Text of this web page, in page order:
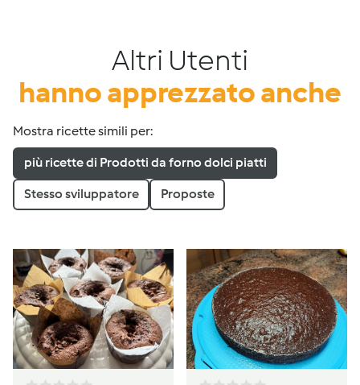
Altri Utenti
hanno apprezzato anche
Mostra ricette simili per:
più ricette di Prodotti da forno dolci piatti
Stesso sviluppatore Proposte